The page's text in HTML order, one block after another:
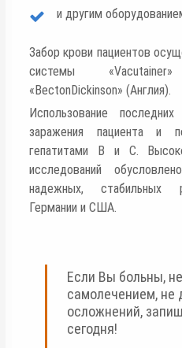
и другим
Забор крови пациентов
системы «Vacutainer»
«BectonDickinson» (Англия).
Использование
заражения пациента и
гепатитами В и С.
исследований
надежных, стабильных
Германии и США.
Если Вы больны,
самолечением, не
осложнений,
сегодня!